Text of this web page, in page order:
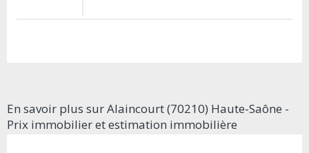
En savoir plus sur Alaincourt (70210) Haute-Saône -
Prix immobilier et estimation immobilière